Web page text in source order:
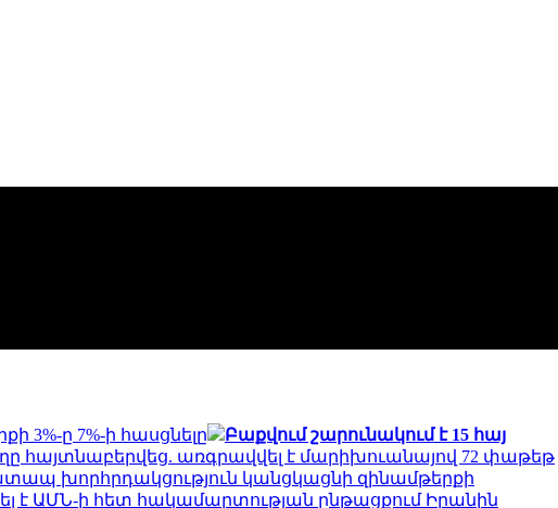
3%-ը 7%-ի հասցնելը
Բաքվում շարունակում է 15 հայ
հայտնաբերվեց. առգրավվել է մարիխուանայով 72 փաթեթ
խորհրդակցություն կանցկացնի զինամթերքի
է ԱՄՆ-ի հետ հակամարտության ընթացքում Իրանին